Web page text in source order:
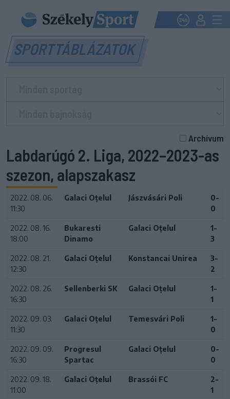
SPORTTÁBLÁZATOK
Archívum
Labdarúgó 2. Liga, 2022–2023-as
szezon, alapszakasz
2022. 08. 06.
11:30
Galaci Oțelul Jászvásári Poli
0-
0
2022. 08. 16.
18:00
Bukaresti
Dinamo
Galaci Oțelul
1-
3
2022. 08. 21.
12:30
Galaci Oțelul Konstancai Unirea
3-
2
2022. 08. 26.
16:30
Sellenberki SK Galaci Oțelul
1-
1
2022. 09. 03.
11:30
Galaci Oțelul Temesvári Poli
1-
0
2022. 09. 09.
16:30
Progresul
Spartac
Galaci Oțelul
0-
0
2022. 09. 18.
11:00
Galaci Oțelul Brassói FC
2-
1